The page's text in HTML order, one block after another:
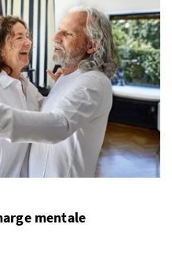
mentale